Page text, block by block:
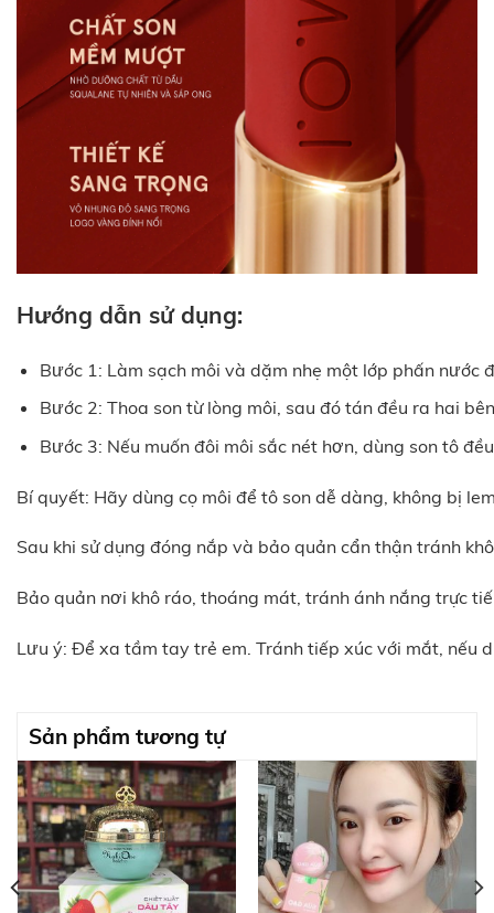
Hướng dẫn sử dụng:
Bước 1: Làm sạch môi và dặm nhẹ một lớp phấn
Bước 2: Thoa son từ lòng môi, sau đó tán đều ra hai
Bước 3: Nếu muốn đôi môi sắc nét hơn, dùng son tô
Bí quyết: Hãy dùng cọ môi để tô son dễ dàng, không bị
Sau khi sử dụng đóng nắp và bảo quản cẩn thận tránh
Bảo quản nơi khô ráo, thoáng mát, tránh ánh nắng trực
Lưu ý: Để xa tầm tay trẻ em. Tránh tiếp xúc với mắt, nếu
Sản phẩm tương tự